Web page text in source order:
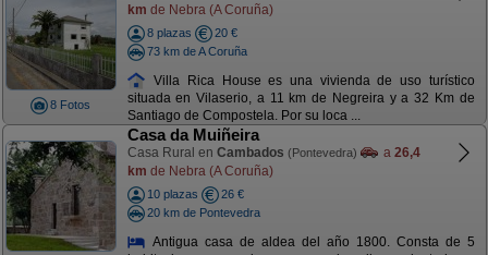
8 Fotos
km de Nebra (A Coruña)
8 plazas
20 €
73 km de A Coruña
Villa Rica House es una vivienda de uso turístico
situada en Vilaserio, a 11 km de Negreira y a 32 Km de
Santiago de Compostela. Por su loca ...
Casa da Muiñeira
Casa Rural en Cambados (Pontevedra) a 26,4
km de Nebra (A Coruña)
10 plazas
26 €
20 km de Pontevedra
Antigua casa de aldea del año 1800. Consta de 5